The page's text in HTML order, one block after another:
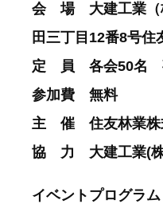
会 場 大建工業（
田三丁目12番8号住
定 員 各会50名
参加費 無料
主 催 住友林業株
協 力 大建工業(株
イベントプログラ